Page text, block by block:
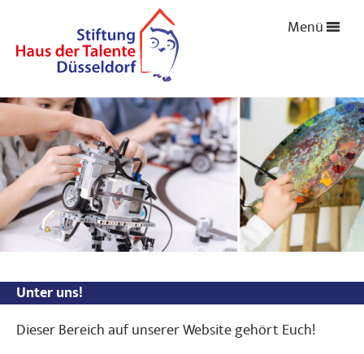
Menü
Unter uns!
Dieser Bereich auf unserer Website gehört Euch!